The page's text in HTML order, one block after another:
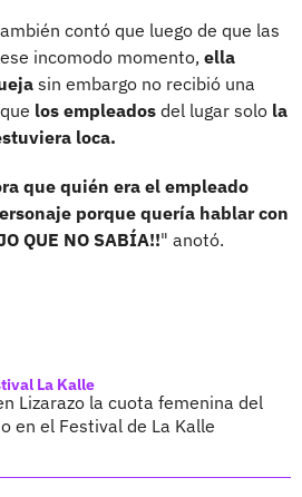
contó que luego de que las
incomodo momento, ella
sin embargo no recibió una
los empleados del lugar solo la
loca.
que quién era el empleado
porque quería hablar con
QUE NO SABÍA!!" anotó.
La Kalle
Lizarazo la cuota femenina del
en el Festival de La Kalle